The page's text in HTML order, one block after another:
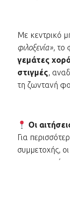
Με κεντρικό
φιλοξενία», το
γεμάτες
στιγμές,
τη ζωντανή
Οι
Για
συμμετοχής,
επικοινωνούν